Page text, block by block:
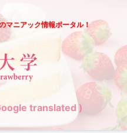
マニアック情報ポータル！
translated )